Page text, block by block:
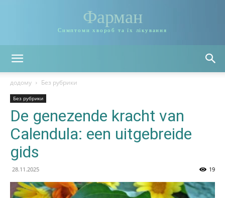
Фарман
Симптоми хвороб та їх лікування
додому Без рубрики
Без рубрики
De genezende kracht van
Calendula: een uitgebreide
gids
28.11.2025 19